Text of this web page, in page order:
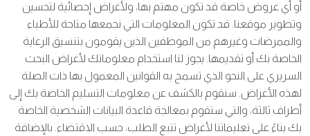
أو أي عروض خاصة قد تكون مهتم بها، ولأغراض إحصائية لتحسين
وتطوير موقعنا. قد تكون المعلومات التي نجمعها متاحة للأطباء
والممرضات وغيرهم من الموظفين الذين يقومون بتنسيق الرعاية
الخاصة بك أو تقديمها. يجوز لنا استخدام معلوماتك لأغراض البحث
السريري على النحو الذي تسمح به القوانين المعمول بها ذات الصلة
لهذه الأغراض. سنقوم بالكشف عن معلومات التسليم الخاصة بك إلى
أطراف ثالثة، والتي ستقوم بمعالجة قاعدة البيانات الشخصية الخاصة
بك بناءً على تعليماتنا لأغراض تتبع الطلب، حسب الاقتضاء. بالإضافة